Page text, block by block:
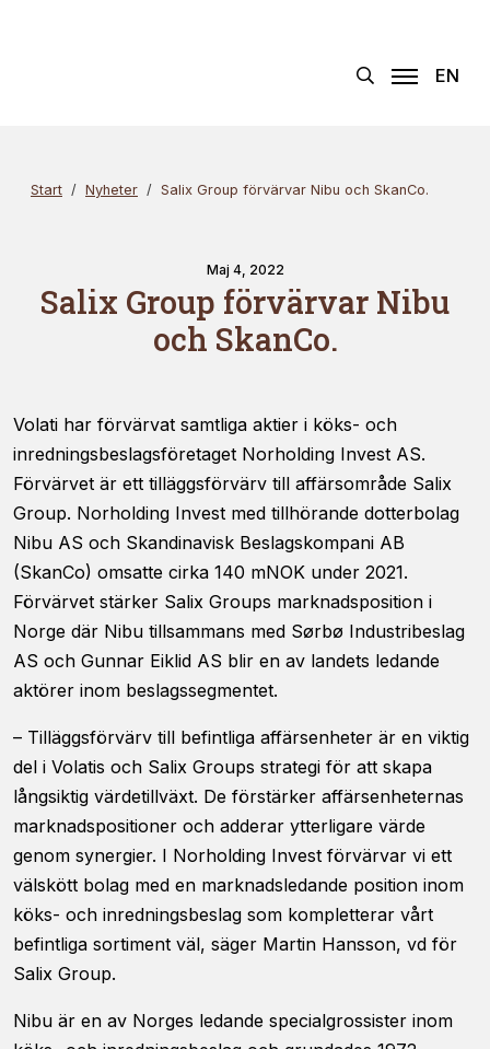
EN
Start Nyheter Salix Group förvärvar Nibu och SkanCo.
Maj 4, 2022
Salix Group förvärvar Nibu
och SkanCo.
Volati har förvärvat samtliga aktier i köks- och
inredningsbeslagsföretaget Norholding Invest AS.
Förvärvet är ett tilläggsförvärv till affärsområde Salix
Group. Norholding Invest med tillhörande dotterbolag
Nibu AS och Skandinavisk Beslagskompani AB
(SkanCo) omsatte cirka 140 mNOK under 2021.
Förvärvet stärker Salix Groups marknadsposition i
Norge där Nibu tillsammans med Sørbø Industribeslag
AS och Gunnar Eiklid AS blir en av landets ledande
aktörer inom beslagssegmentet.
– Tilläggsförvärv till befintliga affärsenheter är en viktig
del i Volatis och Salix Groups strategi för att skapa
långsiktig värdetillväxt. De förstärker affärsenheternas
marknadspositioner och adderar ytterligare värde
genom synergier. I Norholding Invest förvärvar vi ett
välskött bolag med en marknadsledande position inom
köks- och inredningsbeslag som kompletterar vårt
befintliga sortiment väl, säger Martin Hansson, vd för
Salix Group.
Nibu är en av Norges ledande specialgrossister inom
välja bort. De
behövs för
att hemsidan
över huvud
taget ska
fungera.
Statistik
För att vi ska
hemsidans